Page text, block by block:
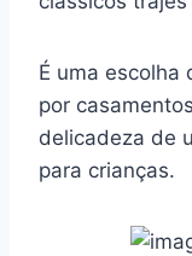
É uma escolha
por
delicadeza de
para crianças.